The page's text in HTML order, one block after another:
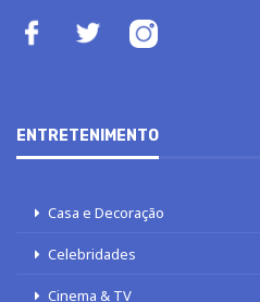
ENTRETENIMENTO
Casa e Decoração
Celebridades
Cinema & TV